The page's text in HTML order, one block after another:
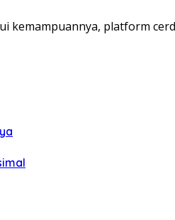
platform